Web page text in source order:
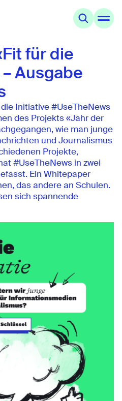
für die
Ausgabe
Initiative #UseTheNews
des Projekts «Jahr der
wie man junge
und Journalismus
Projekte,
#UseTheNews in zwei
Ein Whitepaper
das andere an Schulen.
sich spannende